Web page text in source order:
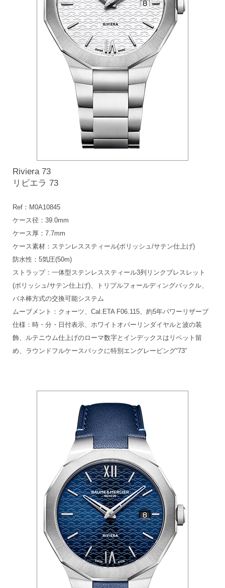
Riviera 73
リビエラ 73
Ref：M0A10845
ケース径：39.0mm
ケース厚：7.7mm
ケース素材：ステンレススティール(ポリッシュ/サテン仕上げ)
防水性：5気圧(50m)
ストラップ：一体型ステンレススティール3列リンクブレスレット
(ポリッシュ/サテン仕上げ)、トリプルフォールディングバックル、
バネ棒方式の交換可能システム
ムーブメント：クォーツ、Cal.ETA F06.115、約5年パワーリザーブ
仕様：時・分・日付表示、ホワイトオパーリンダイヤルと波の装
飾、ルテニウム仕上げのローマ数字とインデックスはリベット留
め、ラウンドフルケースバックに特別エングレービング“73”